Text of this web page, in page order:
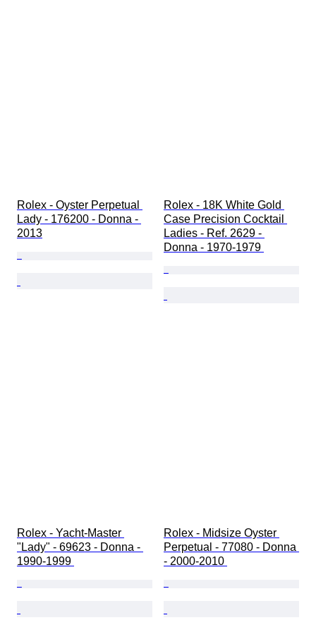
Rolex - Oyster Perpetual
Lady - 176200 - Donna -
2013
Rolex - 18K White Gold
Case Precision Cocktail
Ladies - Ref. 2629 -
Donna - 1970-1979
Rolex - Yacht-Master
"Lady" - 69623 - Donna -
1990-1999
Rolex - Midsize Oyster
Perpetual - 77080 - Donna
- 2000-2010